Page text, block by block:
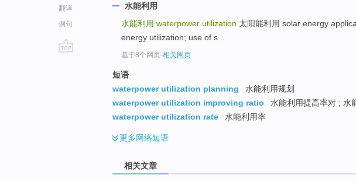
翻译
例句
水能利用
水能利用 waterpower utilization 太阳能利用 solar energy
energy utilization; use of s ..
基于8个网页-相关网页
短语
waterpower utilization planning
水能利用规划
waterpower utilization improving ratio
水能利用提高率对 ; 水
waterpower utilization rate
水能利用率
更多网络短语
相关文章